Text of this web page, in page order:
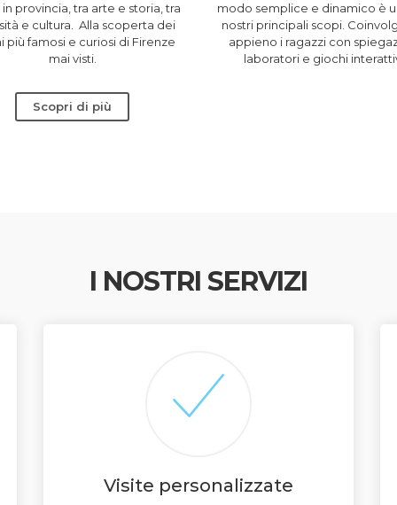
provincia, tra arte e storia, tra
e cultura. Alla scoperta dei
più famosi e curiosi di Firenze
mai visti.
Scopri di più
modo semplice e dinamico è
nostri principali scopi.
appieno i ragazzi con
laboratori e giochi
I NOSTRI SERVIZI
Visite personalizzate